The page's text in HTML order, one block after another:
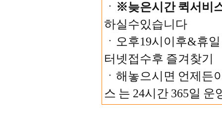
ㆍ ※늦은시간 퀵서비
하실수있습니다
ㆍ오후19시이후&휴
터넷접수후 즐겨찾기
ㆍ해놓으시면 언제든
스 는 24시간 365일 운